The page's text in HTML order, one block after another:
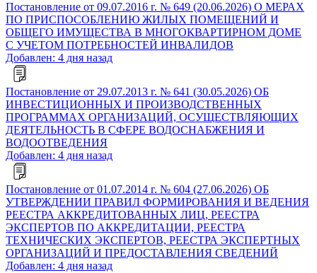
Постановление от 09.07.2016 г. № 649 (20.06.2026) О МЕРАХ
ПО ПРИСПОСОБЛЕНИЮ ЖИЛЫХ ПОМЕЩЕНИЙ И
ОБЩЕГО ИМУЩЕСТВА В МНОГОКВАРТИРНОМ ДОМЕ
С УЧЕТОМ ПОТРЕБНОСТЕЙ ИНВАЛИДОВ
Добавлен: 4 дня назад
Постановление от 29.07.2013 г. № 641 (30.05.2026) ОБ
ИНВЕСТИЦИОННЫХ И ПРОИЗВОДСТВЕННЫХ
ПРОГРАММАХ ОРГАНИЗАЦИЙ, ОСУЩЕСТВЛЯЮЩИХ
ДЕЯТЕЛЬНОСТЬ В СФЕРЕ ВОДОСНАБЖЕНИЯ И
ВОДООТВЕДЕНИЯ
Добавлен: 4 дня назад
Постановление от 01.07.2014 г. № 604 (27.06.2026) ОБ
УТВЕРЖДЕНИИ ПРАВИЛ ФОРМИРОВАНИЯ И ВЕДЕНИЯ
РЕЕСТРА АККРЕДИТОВАННЫХ ЛИЦ, РЕЕСТРА
ЭКСПЕРТОВ ПО АККРЕДИТАЦИИ, РЕЕСТРА
ТЕХНИЧЕСКИХ ЭКСПЕРТОВ, РЕЕСТРА ЭКСПЕРТНЫХ
ОРГАНИЗАЦИЙ И ПРЕДОСТАВЛЕНИЯ СВЕДЕНИЙ
Добавлен: 4 дня назад